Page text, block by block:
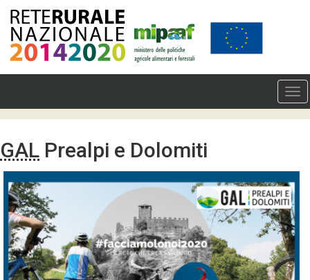
GAL Prealpi e Dolomiti